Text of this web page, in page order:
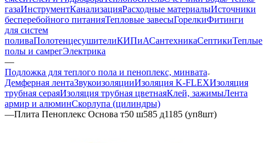
газаИнструментКанализацияРасходные материалыИсточники
бесперебойного питанияТепловые завесыГорелкиФитинги
для систем
поливаПолотенцесушителиКИПиАСантехникаСептикиТеплые
полы и самрегЭлектрика
—
Подложка для теплого пола и пеноплекс, минвата
Демферная лентаЗвукоизоляцииИзоляция K-FLEXИзоляция
трубная сераяИзоляция трубная цветнаяКлей, зажимыЛента
армир и алюминСкорлупа (цилиндры)
—Плита Пеноплекс Основа т50 ш585 д1185 (уп8шт)